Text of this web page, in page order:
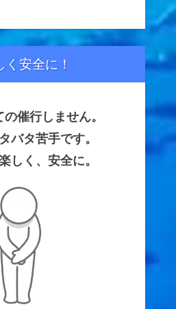
安全に！
催行しません。
バタ苦手です。
しく、安全に。